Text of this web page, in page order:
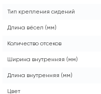
Тип крепления сидений
Длина вёсел (мм)
Количество отсеков
Ширина внутренняя (мм)
Длина внутренняя (мм)
Цвет